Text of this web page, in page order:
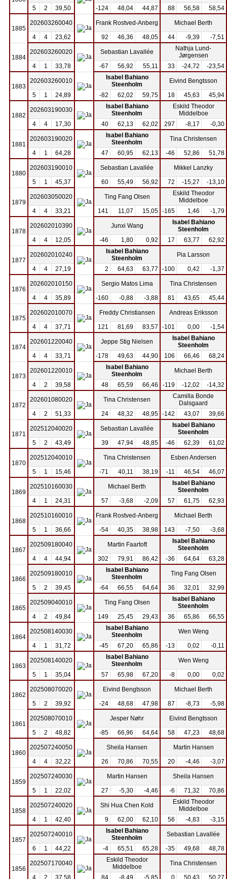
5
2 39,50 -124 48,04 44,87 88 56,58 58,54
1885
202603260040 Frank Rostved-Anberg
Michael Berth
4
4 23,62 92 46,36 48,05 44 -9,39 -7,51
1884
202603260020 Sebastian Lavallée
Nathja Lund-
Jørgensen
4
1 33,78 -67 56,92 55,11 33 -24,72 -23,54
1883
202603260010
Isabel Bahiano
Steenholm
Eivind Bengtsson
5
1 24,89 -82 62,02 59,75 18 45,63 45,94
1882
202603190030
Isabel Bahiano
Steenholm
Eskild Theodor
Middelboe
4
4 17,30 40 62,13 62,02 297 -8,17 -0,30
1881
202603190020
Isabel Bahiano
Steenholm
Tina Christensen
4
1 64,28 47 60,95 62,13 -46 52,86 51,78
1880
202603190010 Sebastian Lavallée
Mikkel Lanzky
5
1 45,37 60 55,49 56,92 72 -15,27 -13,10
1879
202603050020 Ting Fang Olsen
Eskild Theodor
Middelboe
4
4 33,21 141 11,07 15,05 -165 1,46 -1,79
1878
202602010390 Junxi Wang
Isabel Bahiano
Steenholm
4
4 12,05 -46 1,80 0,92 17 63,77 62,92
1877
202602010240
Isabel Bahiano
Steenholm
Pia Larsson
4
4 27,19 2 64,63 63,77 -100 0,42 -1,37
1876
202602010150 Sergio Matos Lima
Tina Christensen
4
4 35,89 -160 -0,88 -3,88 81 43,65 45,44
1875
202602010070 Freddy Christiansen
Andreas Eriksson
4
4 37,71 121 81,69 83,57 -101 0,00 -1,54
1874
202601220040 Jeppe Stig Nielsen
Isabel Bahiano
Steenholm
4
4 33,71 -178 49,63 44,90 106 66,46 68,24
1873
202601220010
Isabel Bahiano
Steenholm
Michael Berth
4
2 39,58 48 65,59 66,46 -119 -12,02 -14,32
1872
202601080020 Tina Christensen
Camilla Bonde
Dalsgaard
4
2 51,33 24 48,32 48,95 -142 43,07 39,66
1871
202512040020 Sebastian Lavallée
Isabel Bahiano
Steenholm
5
2 43,49 39 47,94 48,85 -46 62,39 61,02
1870
202512040010 Tina Christensen
Esben Andersen
5
1 15,46 -71 40,11 38,19 -11 46,54 46,07
1869
202510160030 Michael Berth
Isabel Bahiano
Steenholm
4
1 24,31 57 -3,68 -2,09 57 61,75 62,93
1868
202510160010 Frank Rostved-Anberg
Michael Berth
5
1 36,66 -54 40,35 38,98 143 -7,50 -3,68
1867
202509180040 Martin Faartoft
Isabel Bahiano
Steenholm
4
4 44,94 302 79,91 86,42 -36 64,64 63,28
1866
202509180010
Isabel Bahiano
Steenholm
Ting Fang Olsen
5
2 39,45 -64 66,55 64,64 36 32,01 32,99
1865
202509040010 Ting Fang Olsen
Isabel Bahiano
Steenholm
4
2 49,84 149 25,45 29,43 36 65,86 66,55
1864
202508140030
Isabel Bahiano
Steenholm
Wen Weng
4
1 31,72 -45 67,20 65,86 -13 0,02 -0,11
1863
202508140020
Isabel Bahiano
Steenholm
Wen Weng
5
1 35,04 57 65,98 67,20 -8 0,00 0,02
1862
202508070020 Eivind Bengtsson
Michael Berth
5
2 39,92 -24 48,68 47,98 87 -8,73 -5,98
1861
202508070010 Jesper Nøhr
Eivind Bengtsson
5
2 48,82 -85 66,96 64,64 58 47,23 48,68
1860
202507240050 Sheila Hansen
Martin Hansen
4
4 32,22 26 70,86 70,55 20 -4,46 -3,07
1859
202507240030 Martin Hansen
Sheila Hansen
5
1 22,02 27 -5,30 -4,46 -6 71,32 70,86
1858
202507240020 Shi Hua Chen Kold
Eskild Theodor
Middelboe
4
1 42,40 9 62,00 62,10 56 -4,83 -3,15
1857
202507240010
Isabel Bahiano
Steenholm
Sebastian Lavallée
6
1 44,22 -4 65,51 65,28 -35 49,68 48,78
1856
202507170040
Eskild Theodor
Middelboe
Tina Christensen
4
2 37,58 84 -8,49 -5,85 0 50,43 50,27